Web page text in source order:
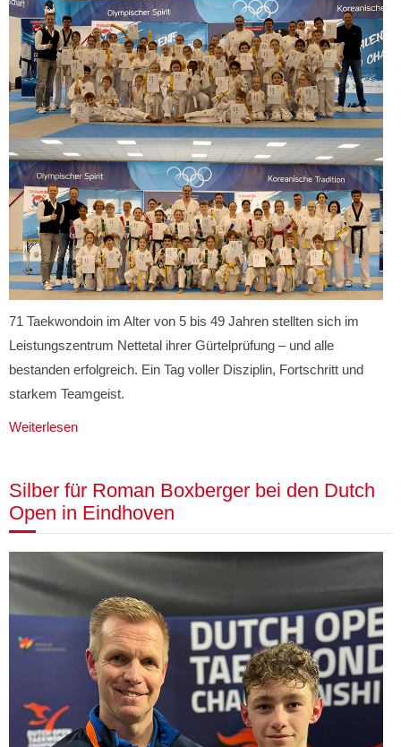
71 Taekwondoin im Alter von 5 bis 49 Jahren stellten sich im
Leistungszentrum Nettetal ihrer Gürtelprüfung – und alle
bestanden erfolgreich. Ein Tag voller Disziplin, Fortschritt und
starkem Teamgeist.
Weiterlesen
Silber für Roman Boxberger bei den Dutch
Open in Eindhoven